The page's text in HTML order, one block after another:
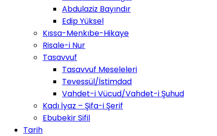
Abdulaziz Bayındır
Edip Yüksel
Kıssa-Menkıbe-Hikaye
Risale-i Nur
Tasavvuf
Tasavvuf Meseleleri
Tevessül/İstimdad
Vahdet-i Vücud/Vahdet-i Şuhud
Kadı İyaz – Şifa-i Şerif
Ebubekir Sifil
Tarih